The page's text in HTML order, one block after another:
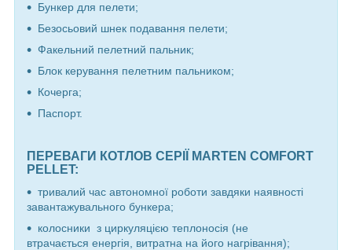
Бункер для пелети;
Безосьовий шнек подавання пелети;
Факельний пелетний пальник;
Блок керування пелетним пальником;
Кочерга;
Паспорт.
ПЕРЕВАГИ КОТЛОВ СЕРІЇ MARTEN COMFORT
PELLET:
тривалий час автономної роботи завдяки наявності
завантажувального бункера;
колосники з циркуляцією теплоносія (не
втрачається енергія, витратна на його нагрівання);